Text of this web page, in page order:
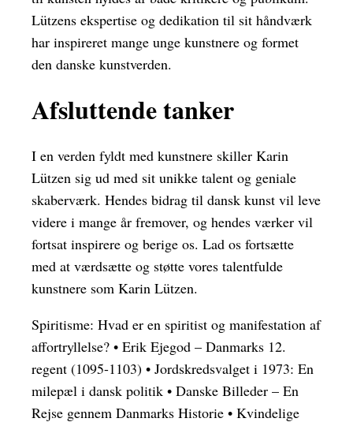
Lützens ekspertise og dedikation til sit håndværk
har inspireret mange unge kunstnere og formet
den danske kunstverden.
Afsluttende tanker
I en verden fyldt med kunstnere skiller Karin
Lützen sig ud med sit unikke talent og geniale
skaberværk. Hendes bidrag til dansk kunst vil leve
videre i mange år fremover, og hendes værker vil
fortsat inspirere og berige os. Lad os fortsætte
med at værdsætte og støtte vores talentfulde
kunstnere som Karin Lützen.
Spiritisme: Hvad er en spiritist og manifestation af
affortryllelse? • Erik Ejegod – Danmarks 12.
regent (1095-1103) • Jordskredsvalget i 1973: En
milepæl i dansk politik • Danske Billeder – En
Rejse gennem Danmarks Historie • Kvindelige